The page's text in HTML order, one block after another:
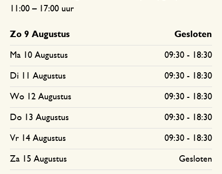
11:00 – 17:00 uur
Zo 9 Augustus Gesloten
Ma 10 Augustus 09:30 - 18:30
Di 11 Augustus 09:30 - 18:30
Wo 12 Augustus 09:30 - 18:30
Do 13 Augustus 09:30 - 18:30
Vr 14 Augustus 09:30 - 18:30
Za 15 Augustus Gesloten